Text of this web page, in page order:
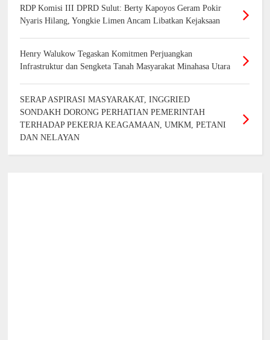
RDP Komisi III DPRD Sulut: Berty Kapoyos Geram Pokir
Nyaris Hilang, Yongkie Limen Ancam Libatkan Kejaksaan
Henry Walukow Tegaskan Komitmen Perjuangkan
Infrastruktur dan Sengketa Tanah Masyarakat Minahasa Utara
SERAP ASPIRASI MASYARAKAT, INGGRIED
SONDAKH DORONG PERHATIAN PEMERINTAH
TERHADAP PEKERJA KEAGAMAAN, UMKM, PETANI
DAN NELAYAN